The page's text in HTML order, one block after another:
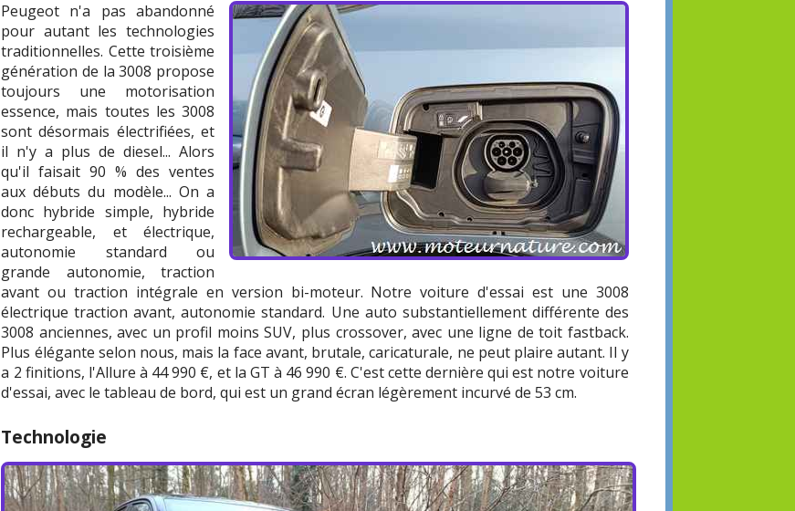
Peugeot n'a pas abandonné
pour autant les technologies
traditionnelles. Cette troisième
génération de la 3008 propose
toujours une motorisation
essence, mais toutes les 3008
sont désormais électrifiées, et
il n'y a plus de diesel... Alors
qu'il faisait 90 % des ventes
aux débuts du modèle... On a
donc hybride simple, hybride
rechargeable, et électrique,
autonomie standard ou
grande autonomie, traction
avant ou traction intégrale en version bi-moteur. Notre voiture d'essai est une 3008
électrique traction avant, autonomie standard. Une auto substantiellement différente des
3008 anciennes, avec un profil moins SUV, plus crossover, avec une ligne de toit fastback.
Plus élégante selon nous, mais la face avant, brutale, caricaturale, ne peut plaire autant. Il y
a 2 finitions, l'Allure à 44 990 €, et la GT à 46 990 €. C'est cette dernière qui est notre voiture
d'essai, avec le tableau de bord, qui est un grand écran légèrement incurvé de 53 cm.
Technologie